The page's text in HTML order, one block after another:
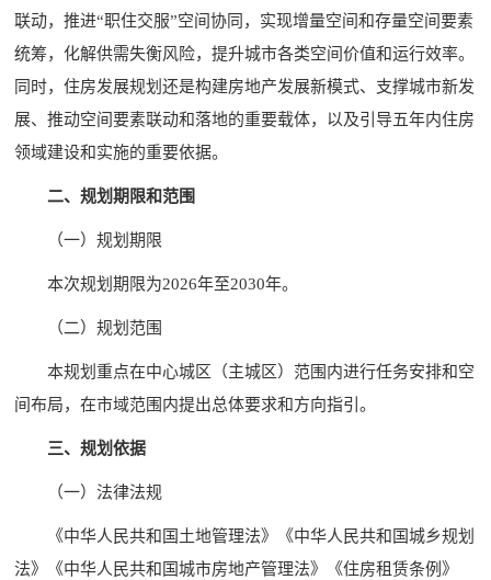
联动，推进“职住交服”空间协同，实现增量空间和存量空间要素
统筹，化解供需失衡风险，提升城市各类空间价值和运行效率。
同时，住房发展规划还是构建房地产发展新模式、支撑城市新发
展、推动空间要素联动和落地的重要载体，以及引导五年内住房
领域建设和实施的重要依据。
二、规划期限和范围
（一）规划期限
本次规划期限为2026年至2030年。
（二）规划范围
本规划重点在中心城区（主城区）范围内进行任务安排和空
间布局，在市域范围内提出总体要求和方向指引。
三、规划依据
（一）法律法规
《中华人民共和国土地管理法》《中华人民共和国城乡规划
法》《中华人民共和国城市房地产管理法》《住房租赁条例》